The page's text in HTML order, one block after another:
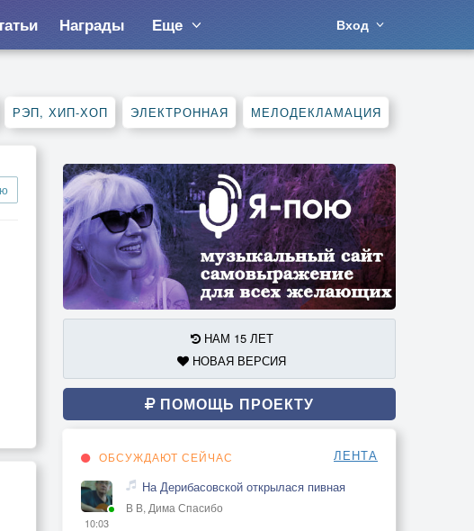
Награды Еще Вход
РЭП, ХИП-ХОП ЭЛЕКТРОННАЯ МЕЛОДЕКЛАМАЦИЯ
НАМ 15 ЛЕТ
НОВАЯ ВЕРСИЯ
ПОМОЩЬ ПРОЕКТУ
ОБСУЖДАЮТ СЕЙЧАС ЛЕНТА
10:03
На Дерибасовской открылася пивная
В В, Дима Спасибо